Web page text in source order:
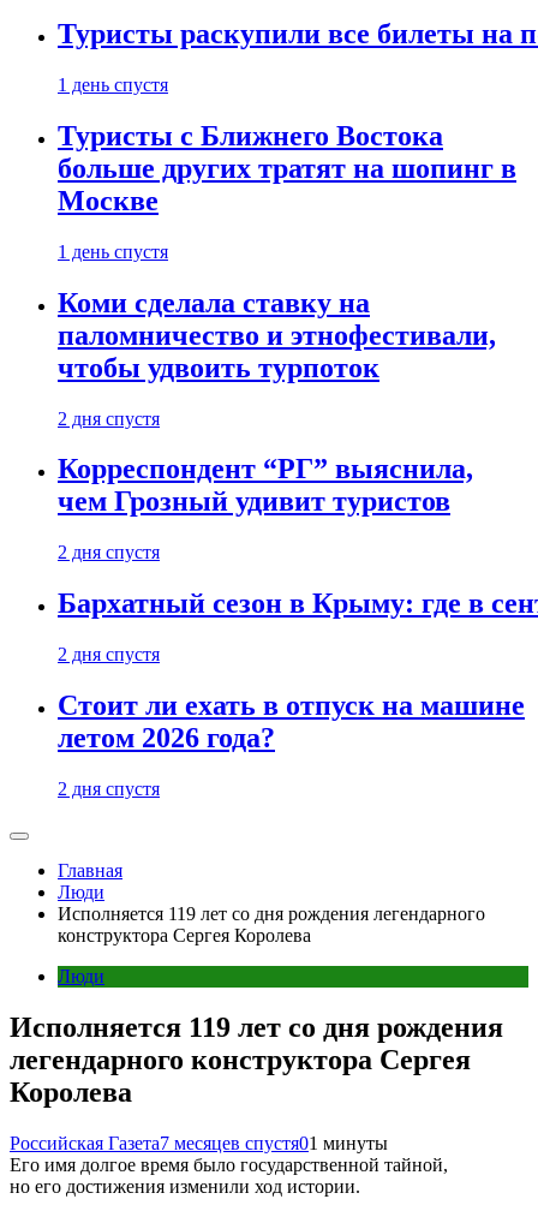
Туристы раскупили все билеты на
1 день спустя
Туристы с Ближнего Востока
больше других тратят на шопинг в
Москве
1 день спустя
Коми сделала ставку на
паломничество и этнофестивали,
чтобы удвоить турпоток
2 дня спустя
Корреспондент “РГ” выяснила,
чем Грозный удивит туристов
2 дня спустя
Бархатный сезон в Крыму: где в
2 дня спустя
Стоит ли ехать в отпуск на машине
летом 2026 года?
2 дня спустя
Главная
Люди
Исполняется 119 лет со дня рождения легендарного
конструктора Сергея Королева
Люди
Исполняется 119 лет со дня рождения
легендарного конструктора Сергея
Королева
Российская Газета7 месяцев спустя01 минуты
Его имя долгое время было государственной тайной,
но его достижения изменили ход истории.